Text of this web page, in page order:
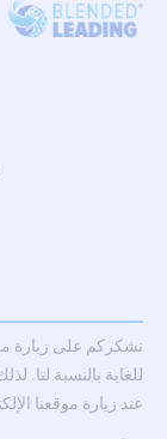
نشكركم على زيارة
للغاية بالنسبة لنا.
عند زيارة موقعنا